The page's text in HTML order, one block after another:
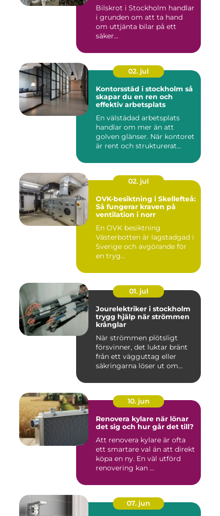
Bilskrot i Stockholm handlar
i grunden om att ta hand
om uttjänta bilar på ett
säker...
02. jul
Kontorsstäd i stockholm så
skapar du en ren och
effektiv arbetsplats
En välstädad arbetsplats
handlar om mer än att
golven glänser. När kontoret
är rent och strukturerat...
02. jul
OVK-besiktning i Skellefteå:
Så fungerar kraven på
ventilation i norr
En OVK besiktning
Västerbotten är lagstadgad i
Sverige och avgörande för
en tryg...
01. jul
Jourelektriker i stockholm
trygg hjälp när strömmen
krånglar
När strömmen plötsligt
försvinner, det luktar bränt
från ett vägguttag eller
säkringarna löser ut om...
10. jun
Renovera kylare när lönar
det sig och hur går det till?
Att renovera kylare är ofta
ett smartare val än att direkt
köpa en ny. En väl utförd
renovering kan ...
07. jun